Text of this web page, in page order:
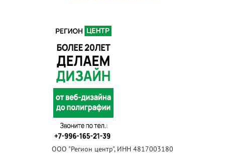
ООО "Регион центр", ИНН 4817003180